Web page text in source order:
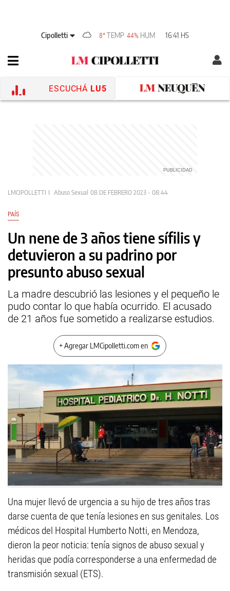
Cipolletti 8° TEMP 44% HUM 16:41 HS
ESCUCHÁ LU5
LMCIPOLLETTI Abuso Sexual 08 DE FEBRERO 2023 - 08:44
PAÍS
Un nene de 3 años tiene sífilis y
detuvieron a su padrino por
presunto abuso sexual
La madre descubrió las lesiones y el pequeño le
pudo contar lo que había ocurrido. El acusado
de 21 años fue sometido a realizarse estudios.
+ Agregar LMCipolletti.com en
Una mujer llevó de urgencia a su hijo de tres años tras
darse cuenta de que tenía lesiones en sus genitales. Los
médicos del Hospital Humberto Notti, en Mendoza,
dieron la peor noticia: tenía signos de abuso sexual y
heridas que podía corresponderse a una enfermedad de
transmisión sexual (ETS).